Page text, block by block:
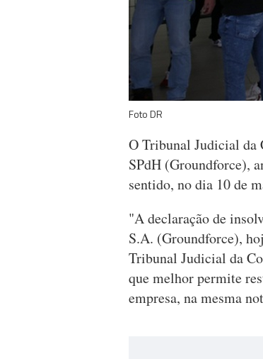
Foto DR
O Tribunal Judicial da
SPdH (Groundforce),
sentido, no dia 10 de
"A declaração de
S.A. (Groundforce),
Tribunal Judicial da
que melhor permite
empresa, na mesma